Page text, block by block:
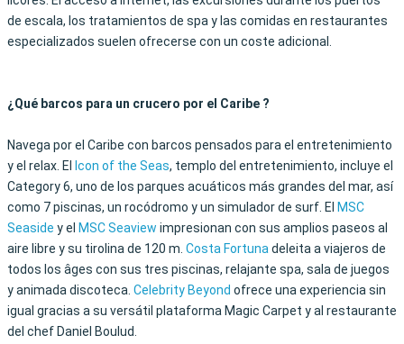
de escala, los tratamientos de spa y las comidas en restaurantes
especializados suelen ofrecerse con un coste adicional.
¿Qué barcos para un crucero por el Caribe ?
Navega por el Caribe con barcos pensados para el entretenimiento
y el relax. El
Icon of the Seas, templo del entretenimiento, incluye el
Category 6, uno de los parques acuáticos más grandes del mar, así
como 7 piscinas, un rocódromo y un simulador de surf. El MSC
Seaside y el MSC Seaview impresionan con sus amplios paseos al
aire libre y su tirolina de 120 m. Costa Fortunadeleita a viajeros de
todos los âges con sus tres piscinas, relajante spa, sala de juegos
y animada discoteca. Celebrity Beyond ofrece una experiencia sin
igual gracias a su versátil plataforma Magic Carpet y al restaurante
del chef Daniel Boulud.